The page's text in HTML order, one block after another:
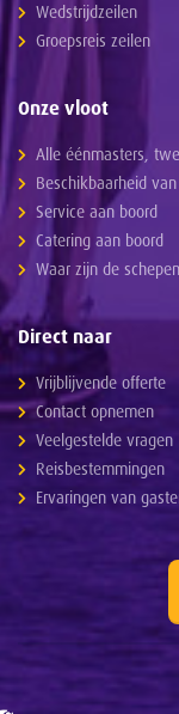
Wedstrijdzeilen
Groepsreis zeilen
Onze vloot
Alle éénmasters,
Beschikbaarheid
Service aan boord
Catering aan boord
Waar zijn de
Direct naar
Vrijblijvende offerte
Contact opnemen
Veelgestelde vragen
Reisbestemmingen
Ervaringen van